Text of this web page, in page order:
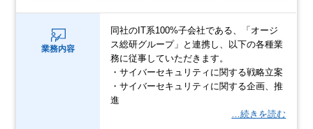
業務内容
同社のIT系100%子会社である、「オージ
ス総研グループ」と連携し、以下の各種業
務に従事していただきます。
・サイバーセキュリティに関する戦略立案
・サイバーセキュリティに関する企画、推
進
…続きを読む